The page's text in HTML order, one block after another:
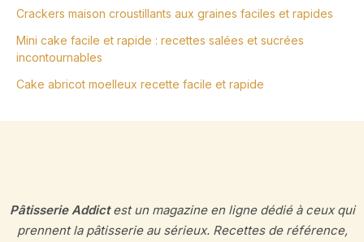
Crackers maison croustillants aux graines faciles et rapides
Mini cake facile et rapide : recettes salées et sucrées
incontournables
Cake abricot moelleux recette facile et rapide
Pâtisserie Addictest un magazine en ligne dédié à ceux qui
prennent la pâtisserie au sérieux. Recettes de référence,